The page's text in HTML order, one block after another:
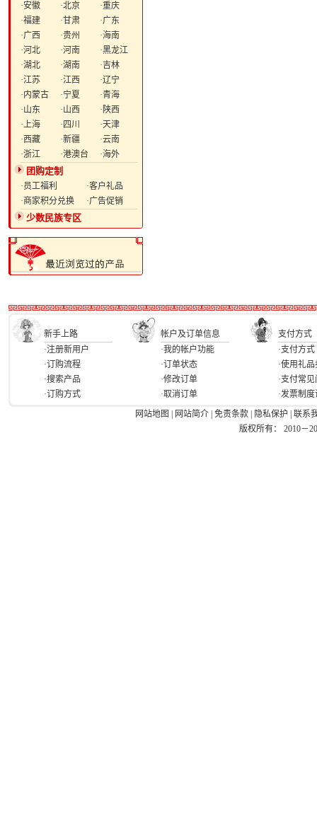
·安徽 ·北京
·重庆
·福建
·甘肃
·广东
·广西
·贵州
·海南
·河北
·河南
·黑龙江
·湖北
·湖南
·吉林
·江苏
·江西
·辽宁
·内蒙古
·宁夏
·青海
·山东
·山西
·陕西
·上海
·四川
·天津
·西藏
·新疆
·云南
·浙江
·港澳台 ·海外
团购定制
·员工福利
·客户礼品
·商家积分兑换
·广告促销
少数民族专区
新手上路 帐户及订单信息
支付方式
·注册新用户
·订购流程
·搜索产品
·订购方式
·我的帐户功能
·订单状态
·修改订单
·取消订单
·支付方式
·使用礼品
·支付常
·发票制
网站地图
网站简介 免责条款 隐私保护
联系
版权所有： 2010－